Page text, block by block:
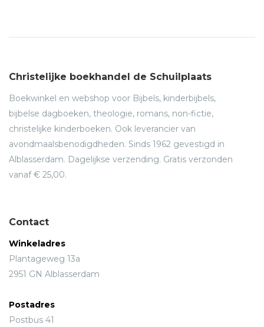
Christelijke boekhandel de Schuilplaats
Boekwinkel en webshop voor Bijbels, kinderbijbels,
bijbelse dagboeken, theologie, romans, non-fictie,
christelijke kinderboeken. Ook leverancier van
avondmaalsbenodigdheden. Sinds 1962 gevestigd in
Alblasserdam. Dagelijkse verzending. Gratis verzonden
vanaf € 25,00.
Contact
Winkeladres
Plantageweg 13a
2951 GN Alblasserdam
Postadres
Postbus 41